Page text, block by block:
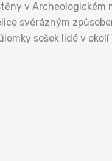
v Archeologickém
svérázným
sošek lidé v